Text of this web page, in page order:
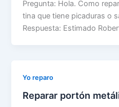
Pregunta: Hola. Como
tina que tiene picaduras o
Respuesta: Estimado
Yo reparo
Reparar portón